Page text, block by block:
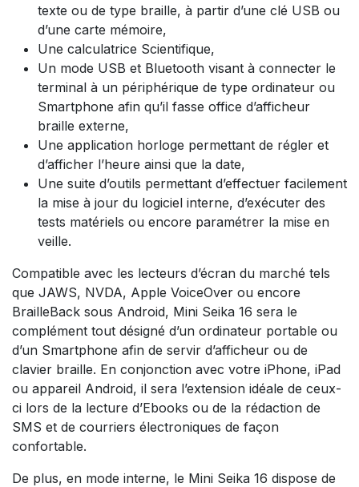
texte ou de type braille, à partir d’une clé USB ou
d’une carte mémoire,
Une calculatrice Scientifique,
Un mode USB et Bluetooth visant à connecter le
terminal à un périphérique de type ordinateur ou
Smartphone afin qu’il fasse office d’afficheur
braille externe,
Une application horloge permettant de régler et
d’afficher l’heure ainsi que la date,
Une suite d’outils permettant d’effectuer facilement
la mise à jour du logiciel interne, d’exécuter des
tests matériels ou encore paramétrer la mise en
veille.
Compatible avec les lecteurs d’écran du marché tels
que JAWS, NVDA, Apple VoiceOver ou encore
BrailleBack sous Android, Mini Seika 16 sera le
complément tout désigné d’un ordinateur portable ou
d’un Smartphone afin de servir d’afficheur ou de
clavier braille. En conjonction avec votre iPhone, iPad
ou appareil Android, il sera l’extension idéale de ceux-
ci lors de la lecture d’Ebooks ou de la rédaction de
SMS et de courriers électroniques de façon
confortable.
De plus, en mode interne, le Mini Seika 16 dispose de